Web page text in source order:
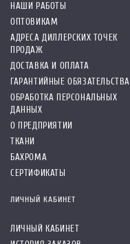
НАШИ РАБОТЫ
ОПТОВИКАМ
АДРЕСА ДИЛЛЕРСКИХ ТОЧЕК
ПРОДАЖ
ДОСТАВКА И ОПЛАТА
ГАРАНТИЙНЫЕ ОБЯЗАТЕЛЬСТВА
ОБРАБОТКА ПЕРСОНАЛЬНЫХ
ДАННЫХ
О ПРЕДПРИЯТИИ
ТКАНИ
БАХРОМА
СЕРТИФИКАТЫ
ЛИЧНЫЙ КАБИНЕТ
ЛИЧНЫЙ КАБИНЕТ